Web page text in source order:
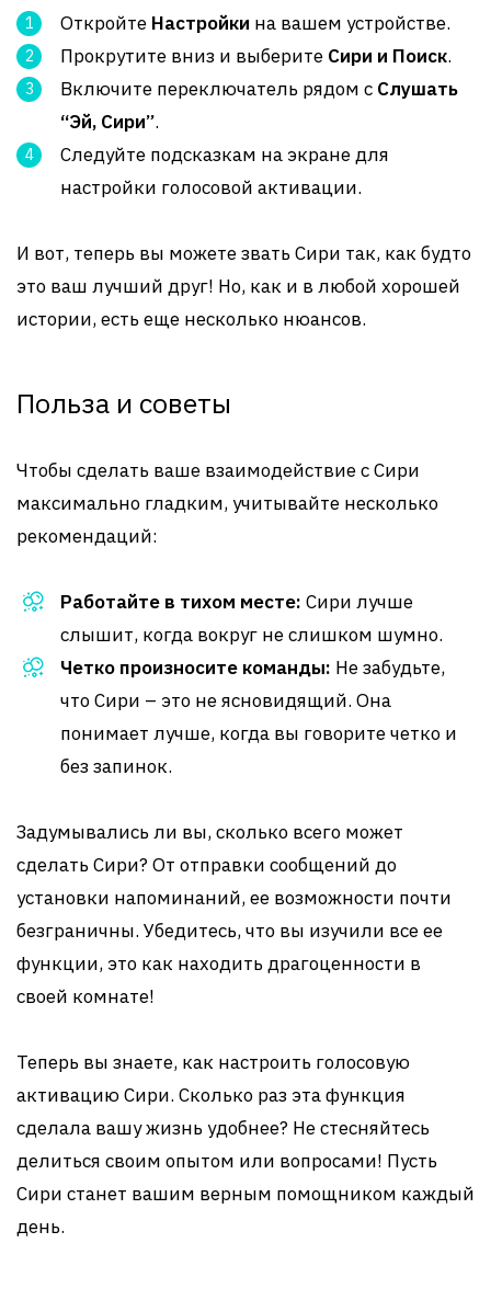
Откройте Настройки на вашем устройстве.
Прокрутите вниз и выберите Сири и Поиск.
Включите переключатель рядом с Слушать
“Эй, Сири”.
Следуйте подсказкам на экране для
настройки голосовой активации.
И вот, теперь вы можете звать Сири так, как будто
это ваш лучший друг! Но, как и в любой хорошей
истории, есть еще несколько нюансов.
Польза и советы
Чтобы сделать ваше взаимодействие с Сири
максимально гладким, учитывайте несколько
рекомендаций:
Работайте в тихом месте: Сири лучше
слышит, когда вокруг не слишком шумно.
Четко произносите команды: Не забудьте,
что Сири – это не ясновидящий. Она
понимает лучше, когда вы говорите четко и
без запинок.
Задумывались ли вы, сколько всего может
сделать Сири? От отправки сообщений до
установки напоминаний, ее возможности почти
безграничны. Убедитесь, что вы изучили все ее
функции, это как находить драгоценности в
своей комнате!
Теперь вы знаете, как настроить голосовую
активацию Сири. Сколько раз эта функция
сделала вашу жизнь удобнее? Не стесняйтесь
делиться своим опытом или вопросами! Пусть
Сири станет вашим верным помощником каждый
день.